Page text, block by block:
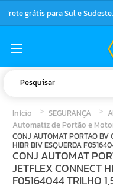
Frete grátis para Sul e
Início SEGURANÇA
Automatiz de Portão e
CONJ AUTOMAT PORTAO
HIBR BIV ESQUERDA
CONJ AUTOMAT
JETFLEX CONNECT
F05164044 TRILHO